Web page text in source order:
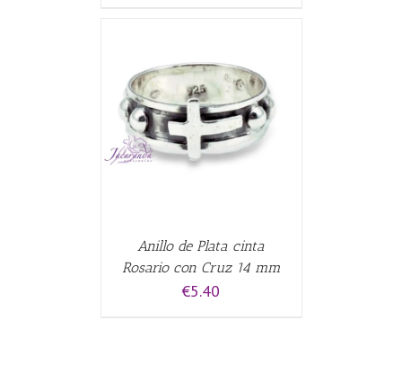
Anillo de Plata cinta
Rosario con Cruz 14 mm
€5.40